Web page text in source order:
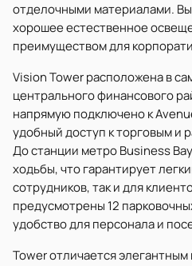
отделочными материалами.
хорошее естественное
преимуществом для
Vision Tower расположена в
центрального финансового
напрямую подключено к
удобный доступ к торговым и
До станции метро Business
ходьбы, что гарантирует
сотрудников, так и для
предусмотрены 12
удобство для персонала и
Tower отличается